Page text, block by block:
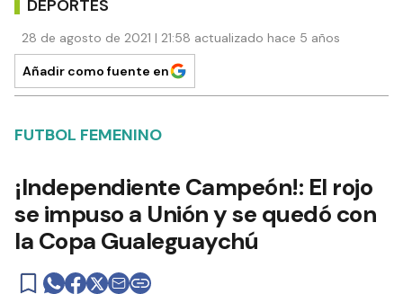
DEPORTES
28 de agosto de 2021 | 21:58 actualizado hace 5 años
Añadir como fuente en
FUTBOL FEMENINO
¡Independiente Campeón!: El rojo
se impuso a Unión y se quedó con
la Copa Gualeguaychú